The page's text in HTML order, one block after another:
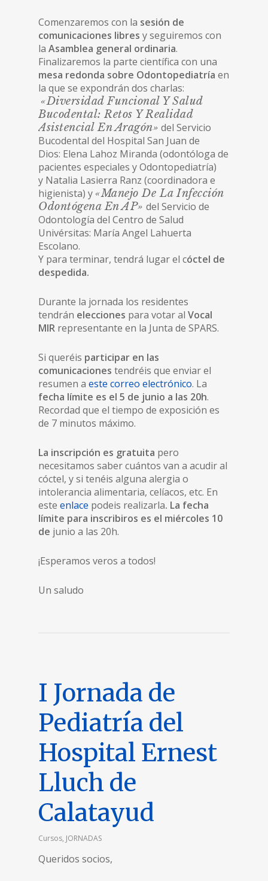
Comenzaremos con la sesión de
comunicaciones libres y seguiremos con
laAsamblea general ordinaria.
Finalizaremos la parte científica con una
mesa redonda sobre Odontopediatría en
la que se expondrán dos charlas:
«Diversidad Funcional Y Salud
Bucodental: Retos Y Realidad
Asistencial En Aragón» del Servicio
Bucodental del Hospital San Juan de
Dios: Elena Lahoz Miranda (odontóloga de
pacientes especiales y Odontopediatría)
y Natalia Lasierra Ranz (coordinadora e
higienista) y«Manejo De La Infección
Odontógena En AP» del Servicio de
Odontología del Centro de Salud
Univérsitas: María Angel Lahuerta
Escolano.
Y para terminar, tendrá lugar el cóctel de
despedida.
Durante la jornada los residentes
tendrán elecciones para votar alVocal
MIR representante en la Junta de SPARS.
Si queréis participar en las
comunicaciones tendréis que enviar el
resumen aeste correo electrónico. La
fecha límite es el 5 de junio a las 20h.
Recordad que el tiempo de exposición es
de 7 minutos máximo.
La inscripción es gratuita pero
necesitamos saber cuántos van a acudir al
cóctel, y si tenéis alguna alergia o
intolerancia alimentaria, celíacos, etc. En
esteenlace podeis realizarla. La fecha
límite para inscribiros es el miércoles 10
de junio a las 20h.
¡Esperamos veros a todos!
Un saludo
I Jornada de
Pediatría del
Hospital Ernest
Lluch de
Calatayud
Cursos, JORNADAS
Queridos socios,